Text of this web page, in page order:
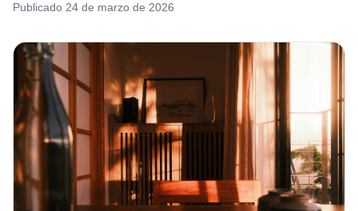
Publicado 24 de marzo de 2026